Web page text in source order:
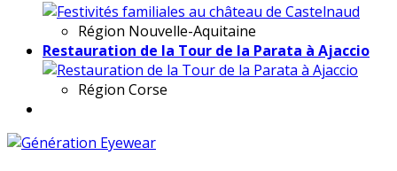
Région Nouvelle-Aquitaine
Restauration de la Tour de la Parata à Ajaccio
Région Corse